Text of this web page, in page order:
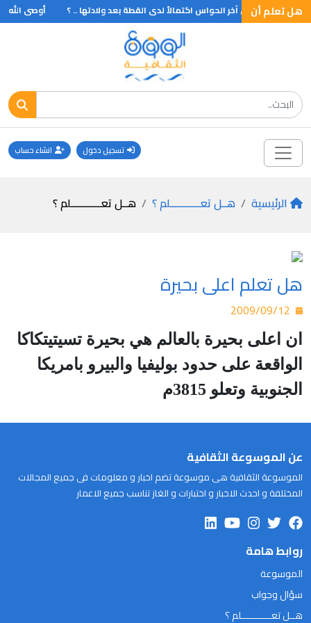
هل تعلم أن
هــل تعلم أن آخر الحواس اكتمالاً لدى القطة بعد ولادتها .. ؟ أوصى الله
تسجيل دخول انشاء حساب
الرئيسية هــل تعـــــــــــلم ؟ هــل تعـــــــــــلم ؟
هل تعلم اعلى بحيرة
ان اعلى بحيرة بالعالم هي بحيرة تسيتيتكاكا
الواقعة على حدود بوليفيا والبيرو بامريكا
الجنوبية وتعلو 3815م
عن الموسوعة الثقافية
الموسوعة الثقافية هى موسوعة تضم اخبار و معلومات فى جميع المجالات
المختلفة و احدث الاخبار و اختبارات و الغاز تناسب جميع الاعمار
روابط هامة
الموسوعة
سؤال وجواب
هــل تعـــــــــــلم ؟